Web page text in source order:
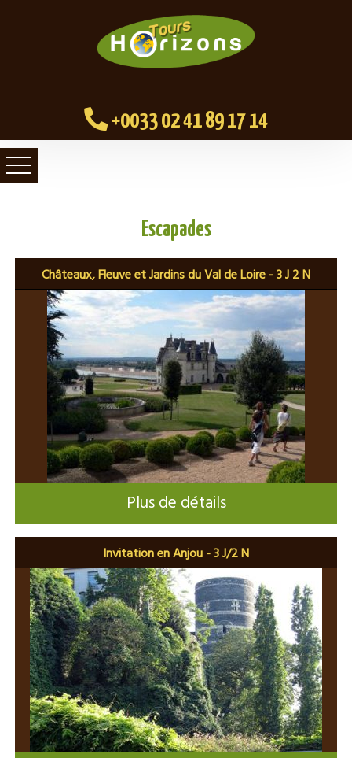
+0033 02 41 89 17 14
Escapades
Châteaux, Fleuve et Jardins du Val de Loire - 3 J 2 N
Plus de détails
Invitation en Anjou - 3 J/2 N